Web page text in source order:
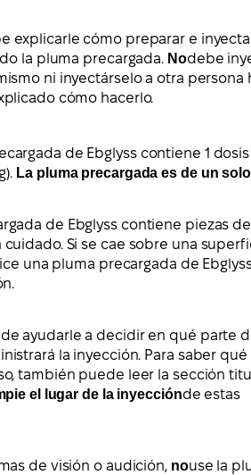
explicarle cómo preparar e
la pluma precargada. Nodebe
ni inyectárselo a otra persona
cómo hacerlo.
de Ebglyss contiene 1
La pluma precargada es de un
de Ebglyss contiene piezas
cuidado. Si se cae sobre una
una pluma precargada de
ayudarle a decidir en qué parte
la inyección. Para saber qué
también puede leer la sección
el lugar de la inyecciónde estas
de visión o audición, nouse la